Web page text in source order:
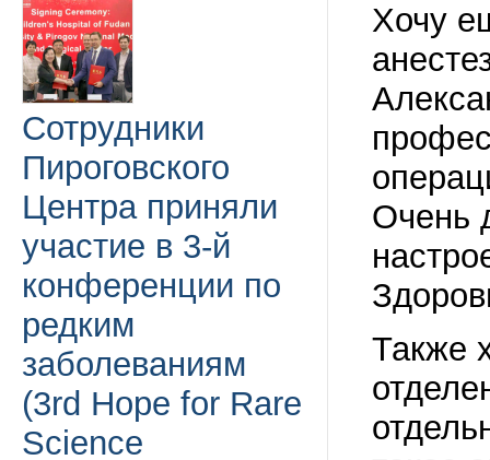
Сотрудники
Пироговского
Центра приняли
участие в 3-й
конференции по
редким
заболеваниям
(3rd Hope for Rare
Science
Хочу
Очень
Также